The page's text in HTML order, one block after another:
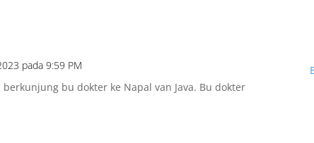
pada 9:59 PM
bu dokter ke Napal van Java. Bu dokter